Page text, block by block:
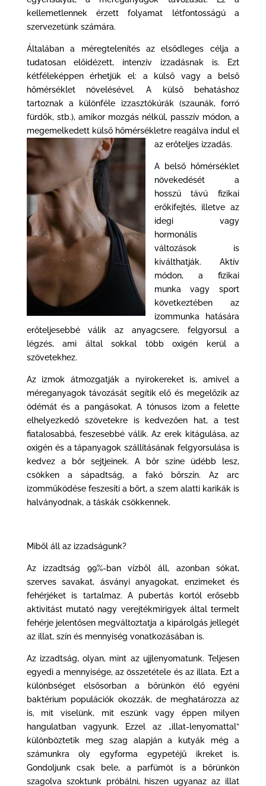
kellemetlennek érzett folyamat létfontosságú a
szervezetünk számára.
Általában a méregtelenítés az elsődleges célja a
tudatosan előidézett, intenzív izzadásnak is. Ezt
kétféleképpen érhetjük el: a külső vagy a belső
hőmérséklet növelésével. A külső behatáshoz
tartoznak a különféle izzasztókúrák (szaunák, forró
fürdők, stb.), amikor mozgás nélkül, passzív módon, a
megemelkedett külső hőmérsékletre reagálva indul el
az erőteljes izzadás.
A belső hőmérséklet
növekedését a
hosszú távú fizikai
erőkifejtés, illetve az
idegi vagy
hormonális
változások is
kiválthatják. Aktív
módon, a fizikai
munka vagy sport
következtében az
izommunka hatására
erőteljesebbé válik az anyagcsere, felgyorsul a
légzés, ami által sokkal több oxigén kerül a
szövetekhez.
Az izmok átmozgatják a nyirokereket is, amivel a
méreganyagok távozását segítik elő és megelőzik az
ödémát és a pangásokat. A tónusos izom a felette
elhelyezkedő szövetekre is kedvezően hat, a test
fiatalosabbá, feszesebbé válik. Az erek kitágulása, az
oxigén és a tápanyagok szállításának felgyorsulása is
kedvez a bőr sejtjeinek. A bőr színe üdébb lesz,
csökken a sápadtság, a fakó bőrszín. Az arc
izomműködése feszesíti a bőrt, a szem alatti karikák is
halványodnak, a táskák csökkennek.
Miből áll az izzadságunk?
Az izzadtság 99%-ban vízből áll, azonban sókat,
szerves savakat, ásványi anyagokat, enzimeket és
fehérjéket is tartalmaz. A pubertás kortól erősebb
aktivitást mutató nagy verejtékmirigyek által termelt
fehérje jelentősen megváltoztatja a kipárolgás jellegét
az illat, szín és mennyiség vonatkozásában is.
Az izzadtság, olyan, mint az ujjlenyomatunk. Teljesen
egyedi a mennyisége, az összetétele és az illata. Ezt a
különbséget elsősorban a bőrünkön élő egyéni
baktérium populációk okozzák, de meghatározza az
is, mit viselünk, mit eszünk vagy éppen milyen
hangulatban vagyunk. Ezzel az „illat-lenyomattal”
különböztetik meg szag alapján a kutyák még a
számunkra oly egyforma egypetéjű ikreket is.
Gondoljunk csak bele, a parfümöt is a bőrünkön
szagolva szoktunk próbálni, hiszen ugyanaz az illat